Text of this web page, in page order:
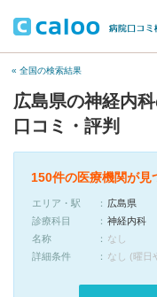
« 全国の検索結果
広島県の神経内
口コミ・評判
150件の医療機関が見
エリア・駅
広島県
診療科目
神経内科
名称
なし
詳細条件
なし (曜日